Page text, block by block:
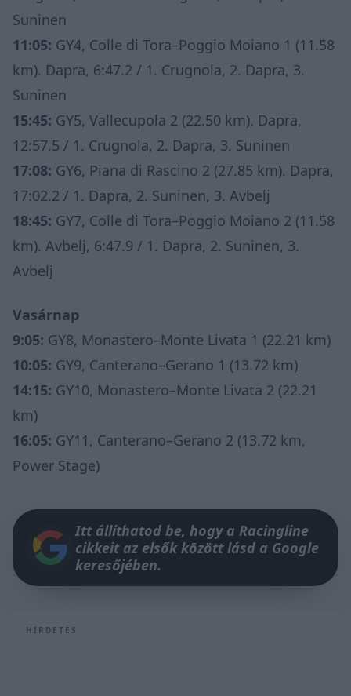
Suninen
11:05: GY4, Colle di Tora–Poggio Moiano 1 (11.58
km). Dapra, 6:47.2 / 1. Crugnola, 2. Dapra, 3.
Suninen
15:45: GY5, Vallecupola 2 (22.50 km). Dapra,
12:57.5 / 1. Crugnola, 2. Dapra, 3. Suninen
17:08: GY6, Piana di Rascino 2 (27.85 km). Dapra,
17:02.2 / 1. Dapra, 2. Suninen, 3. Avbelj
18:45: GY7, Colle di Tora–Poggio Moiano 2 (11.58
km). Avbelj, 6:47.9 / 1. Dapra, 2. Suninen, 3.
Avbelj
Vasárnap
9:05: GY8, Monastero–Monte Livata 1 (22.21 km)
10:05: GY9, Canterano–Gerano 1 (13.72 km)
14:15: GY10, Monastero–Monte Livata 2 (22.21
km)
16:05: GY11, Canterano–Gerano 2 (13.72 km,
Power Stage)
Itt állíthatod be, hogy a Racingline
cikkeit az elsők között lásd a Google
keresőjében.
HIRDETÉS